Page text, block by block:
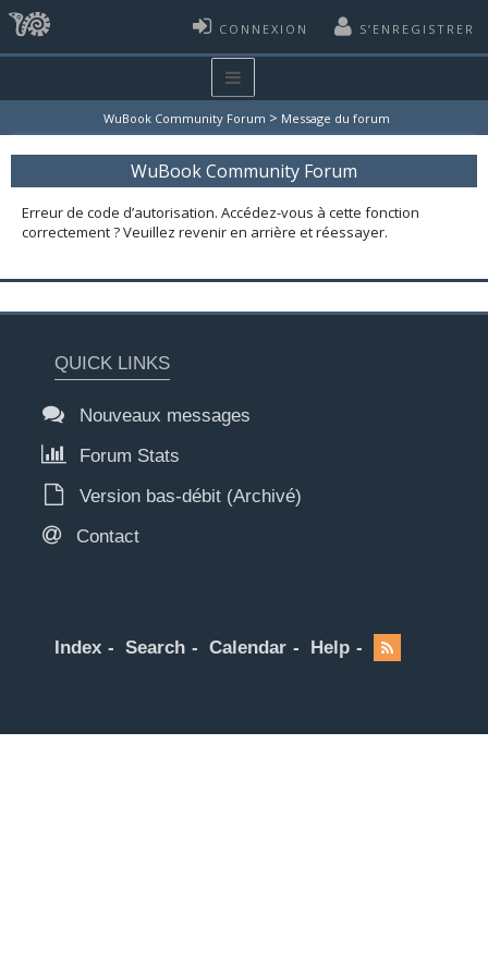
CONNEXION S’ENREGISTRER
WuBook Community Forum > Message du forum
WuBook Community Forum
Erreur de code d’autorisation. Accédez-vous à cette fonction
correctement ? Veuillez revenir en arrière et réessayer.
QUICK LINKS
Nouveaux messages
Forum Stats
Version bas-débit (Archivé)
Contact
Index Search Calendar Help